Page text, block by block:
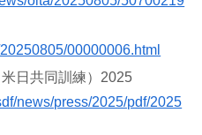
00000006.html
日共同訓練）2025
news/press/2025/pdf/2025